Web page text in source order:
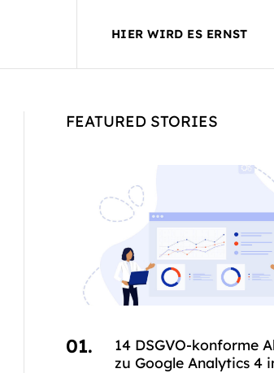
HIER WIRD ES ERNST
FEATURED STORIES
14 DSGVO-konforme
zu Google Analytics 4